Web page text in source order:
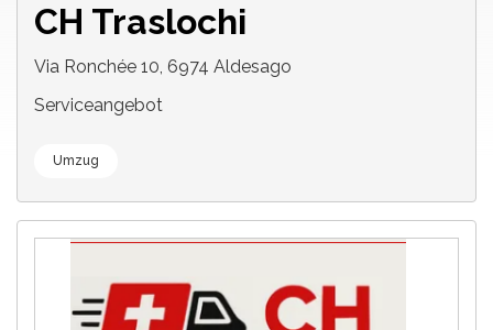
CH Traslochi
Via Ronchée 10, 6974 Aldesago
Serviceangebot
Umzug